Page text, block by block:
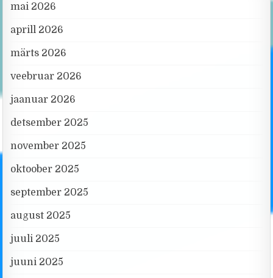
mai 2026
aprill 2026
märts 2026
veebruar 2026
jaanuar 2026
detsember 2025
november 2025
oktoober 2025
september 2025
august 2025
juuli 2025
juuni 2025